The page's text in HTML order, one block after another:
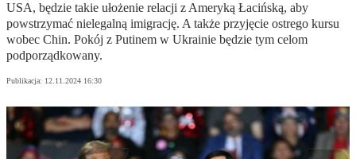
USA, będzie takie ułożenie relacji z Ameryką Łacińską, aby
powstrzymać nielegalną imigrację. A także przyjęcie ostrego kursu
wobec Chin. Pokój z Putinem w Ukrainie będzie tym celom
podporządkowany.
Publikacja: 12.11.2024 16:30